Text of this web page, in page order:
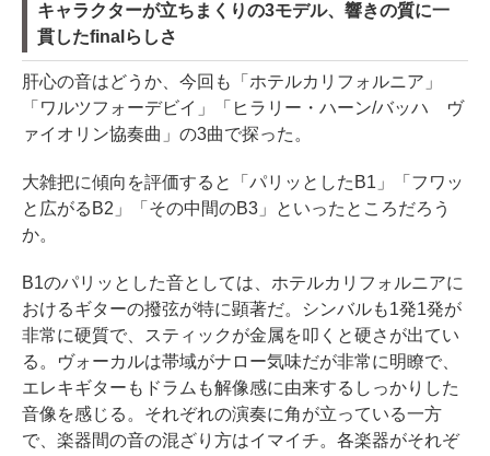
キャラクターが立ちまくりの3モデル、響きの質に一
貫したfinalらしさ
肝心の音はどうか、今回も「ホテルカリフォルニア」
「ワルツフォーデビイ」「ヒラリー・ハーン/バッハ ヴ
ァイオリン協奏曲」の3曲で探った。
大雑把に傾向を評価すると「パリッとしたB1」「フワッ
と広がるB2」「その中間のB3」といったところだろう
か。
B1のパリッとした音としては、ホテルカリフォルニアに
おけるギターの撥弦が特に顕著だ。シンバルも1発1発が
非常に硬質で、スティックが金属を叩くと硬さが出てい
る。ヴォーカルは帯域がナロー気味だが非常に明瞭で、
エレキギターもドラムも解像感に由来するしっかりした
音像を感じる。それぞれの演奏に角が立っている一方
で、楽器間の音の混ざり方はイマイチ。各楽器がそれぞ